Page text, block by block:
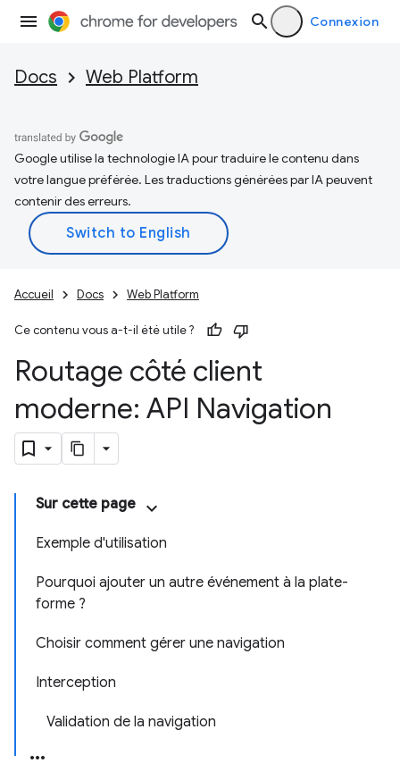
Connexion
Docs Web Platform
Google utilise la technologie IA pour traduire le contenu dans
votre langue préférée. Les traductions générées par IA peuvent
contenir des erreurs.
Accueil Docs Web Platform
Ce contenu vous a-t-il été utile ?
Routage côté client
moderne: API Navigation
Sur cette page
Exemple d'utilisation
Pourquoi ajouter un autre événement à la plate-
forme ?
Choisir comment gérer une navigation
Interception
Validation de la navigation